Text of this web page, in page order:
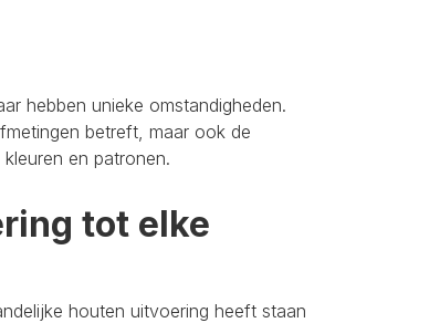
hebben unieke omstandigheden.
betreft, maar ook de
en patronen.
tot elke
houten uitvoering heeft staan